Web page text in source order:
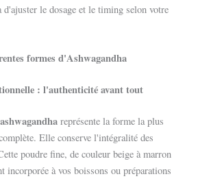
d'ajuster le dosage et le timing selon votre
formes d'Ashwagandha
: l'authenticité avant tout
représente la forme la plus
Elle conserve l'intégralité des
poudre fine, de couleur beige à marron
incorporée à vos boissons ou préparations